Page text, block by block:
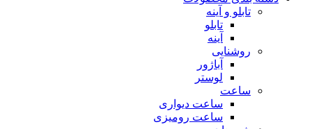
تابلو و آینه
تابلو
آینه
روشنایی
آباژور
لوستر
ساعت
ساعت دیواری
ساعت رومیزی